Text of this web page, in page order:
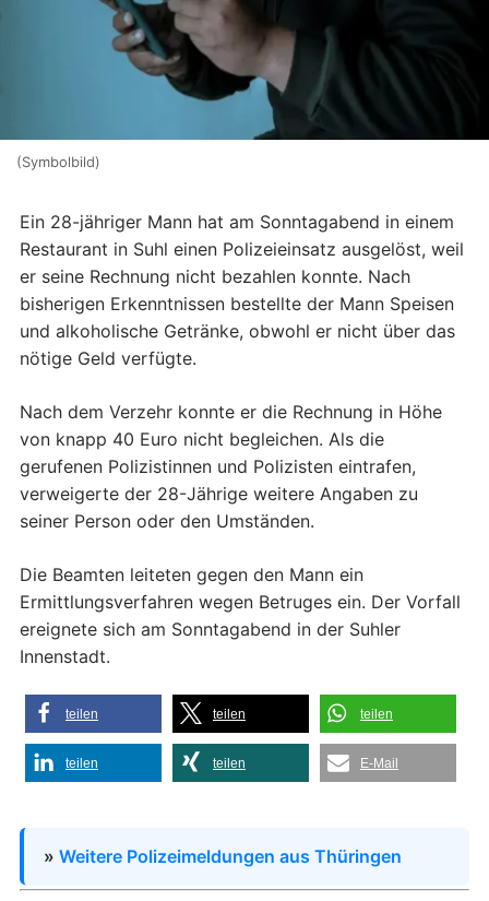
(Symbolbild)
Ein 28-jähriger Mann hat am Sonntagabend in einem
Restaurant in Suhl einen Polizeieinsatz ausgelöst, weil
er seine Rechnung nicht bezahlen konnte. Nach
bisherigen Erkenntnissen bestellte der Mann Speisen
und alkoholische Getränke, obwohl er nicht über das
nötige Geld verfügte.
Nach dem Verzehr konnte er die Rechnung in Höhe
von knapp 40 Euro nicht begleichen. Als die
gerufenen Polizistinnen und Polizisten eintrafen,
verweigerte der 28-Jährige weitere Angaben zu
seiner Person oder den Umständen.
Die Beamten leiteten gegen den Mann ein
Ermittlungsverfahren wegen Betruges ein. Der Vorfall
ereignete sich am Sonntagabend in der Suhler
Innenstadt.
teilen teilen teilen
teilen teilen E-Mail
» Weitere Polizeimeldungen aus Thüringen